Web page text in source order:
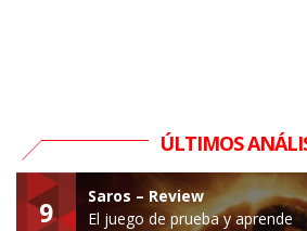
ÚLTIMOS
9
Saros – Review
El juego de prueba y aprende